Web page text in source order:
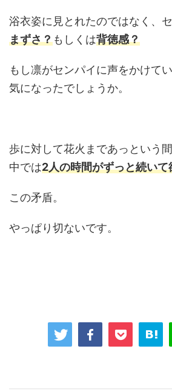
浴衣姿に見とれたのではなく、
まずさ？もしくは背徳感？
もし凛がセンパイに声をかけて
気になったでしょうか。
歩に対して花火まであっという
中では2人の時間がずっと続い
この矛盾。
やっぱり切ないです。